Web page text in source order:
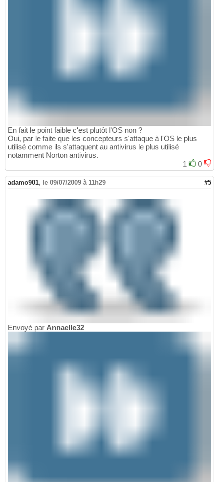
En fait le point faible c'est plutôt l'OS non ?
Oui, par le faite que les concepteurs s'attaque à l'OS le plus
utilisé comme ils s'attaquent au antivirus le plus utilisé
notamment Norton antivirus.
1
0
adamo901, le 09/07/2009 à 11h29 #5
Envoyé par Annaelle32